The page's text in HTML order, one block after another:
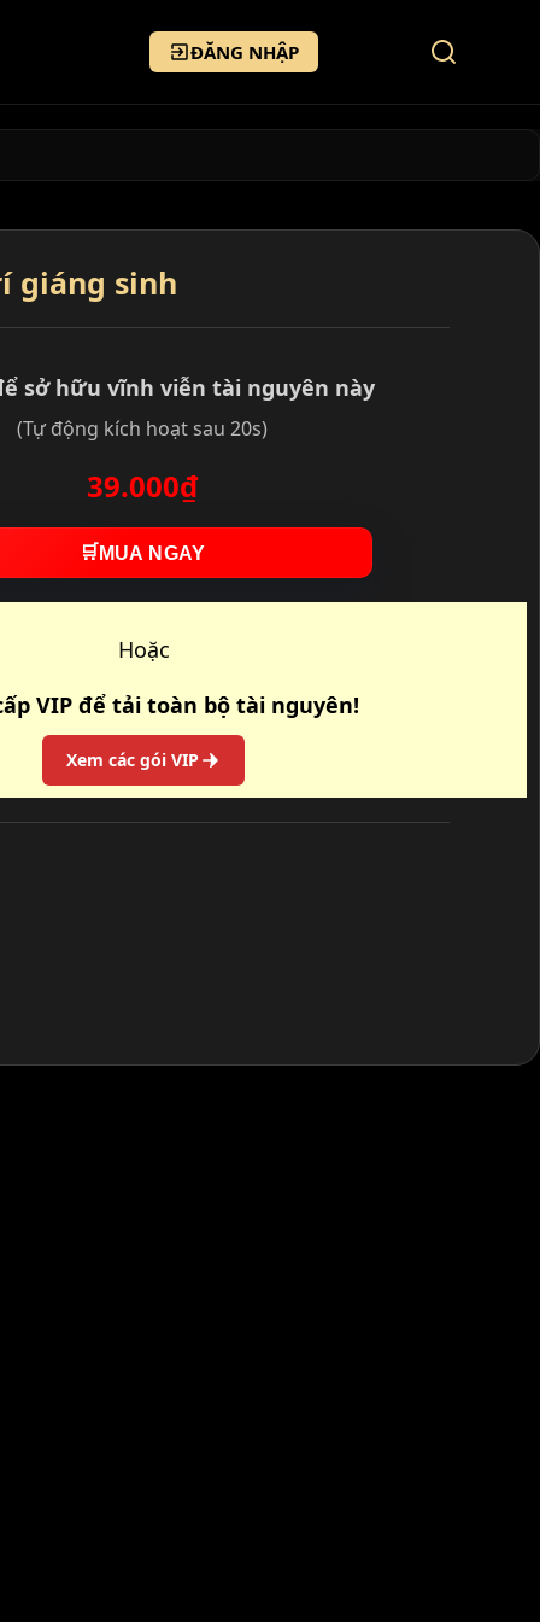
ĐĂNG NHẬP
giáng sinh
sở hữu vĩnh viễn tài nguyên này
(Tự động kích hoạt sau 20s)
39.000₫
🛒 MUA NGAY
Hoặc
VIP để tải toàn bộ tài nguyên!
Xem các gói VIP